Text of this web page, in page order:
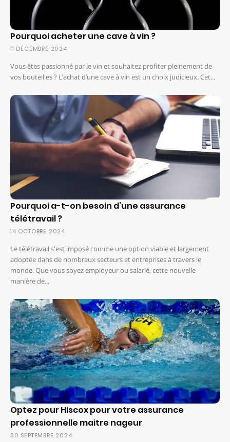
Pourquoi acheter une cave à vin ?
11 DÉCEMBRE 2024
Vous êtes passionné par le vin et souhaitez profiter pleinement de
vos bouteilles ? L’achat d’une cave à vin est un choix judicieux. Cet...
Pourquoi a-t-on besoin d’une assurance
télétravail ?
14 OCTOBRE 2024
Le télétravail s'est imposé comme une option viable et largement
adoptée dans de nombreux secteurs et entreprises à travers le
monde. Que vous soyez employeur ou salarié, cette nouvelle
manière de...
Optez pour Hiscox pour votre assurance
professionnelle maitre nageur
30 SEPTEMBRE 2024